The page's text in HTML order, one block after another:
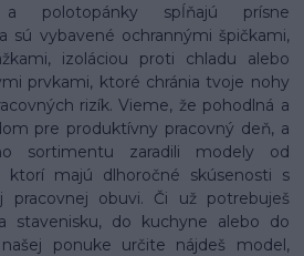
polotopánky spĺňajú prísne
sú vybavené ochrannými špičkami,
izoláciou proti chladu alebo
prvkami, ktoré chránia tvoje nohy
rizík. Vieme, že pohodlná a
pre produktívny pracovný deň, a
sortimentu zaradili modely od
ktorí majú dlhoročné skúsenosti s
pracovnej obuvi. Či už potrebuješ
stavenisku, do kuchyne alebo do
ponuke určite nájdeš model,